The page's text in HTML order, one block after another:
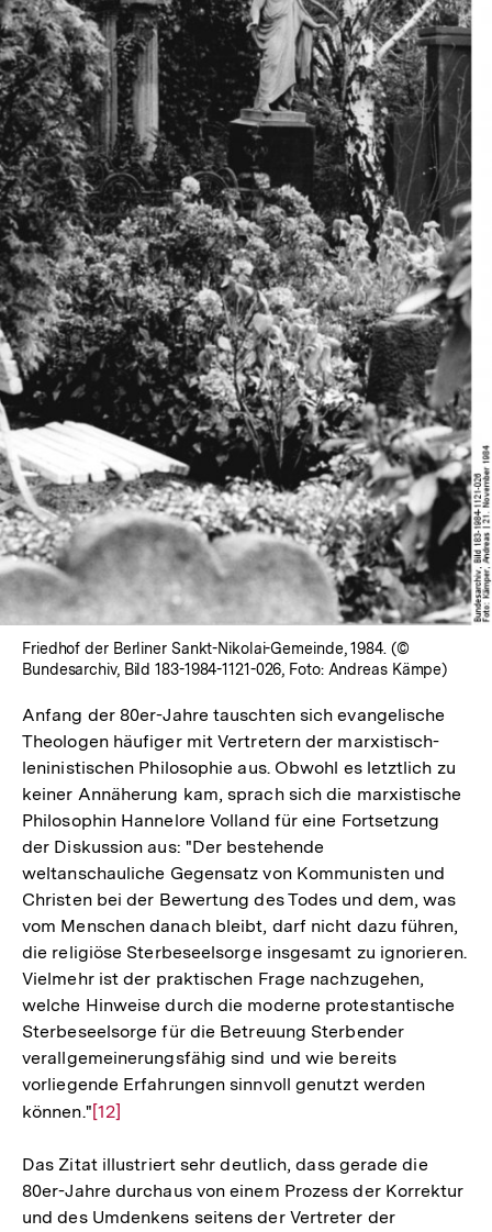
In
Lightbox
öffnen
Friedhof der Berliner Sankt-Nikolai-Gemeinde, 1984. (©
Bundesarchiv, Bild 183-1984-1121-026, Foto: Andreas Kämpe)
Anfang der 80er-Jahre tauschten sich evangelische
Theologen häufiger mit Vertretern der marxistisch-
leninistischen Philosophie aus. Obwohl es letztlich zu
keiner Annäherung kam, sprach sich die marxistische
Philosophin Hannelore Volland für eine Fortsetzung
der Diskussion aus: "Der bestehende
weltanschauliche Gegensatz von Kommunisten und
Christen bei der Bewertung des Todes und dem, was
vom Menschen danach bleibt, darf nicht dazu führen,
die religiöse Sterbeseelsorge insgesamt zu ignorieren.
Vielmehr ist der praktischen Frage nachzugehen,
welche Hinweise durch die moderne protestantische
Sterbeseelsorge für die Betreuung Sterbender
verallgemeinerungsfähig sind und wie bereits
vorliegende Erfahrungen sinnvoll genutzt werden
können."Zur
der
Fußnote
[12]
Das Zitat illustriert sehr deutlich, dass gerade die
80er-Jahre durchaus von einem Prozess der Korrektur
und des Umdenkens seitens der Vertreter der